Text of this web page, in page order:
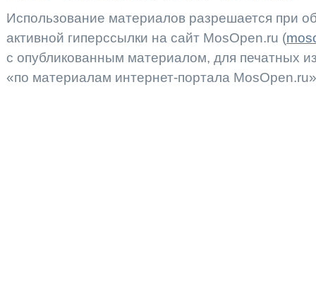
Использование материалов разрешается при
активной гиперссылки на сайт MosOpen.ru (
с опубликованным материалом, для печатных
«по материалам интернет-портала